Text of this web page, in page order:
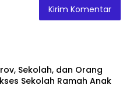
Sekolah, dan Orang
Sekolah Ramah Anak